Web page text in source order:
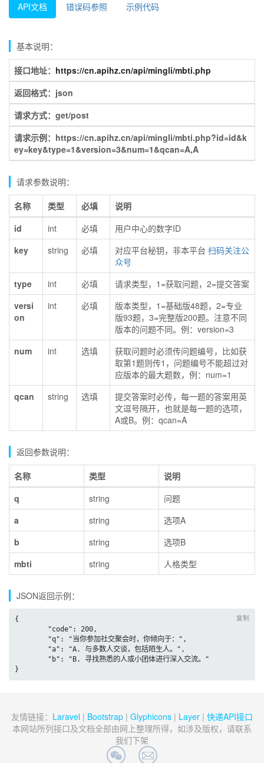
API文档 错误码参照 示例代码
基本说明：
接口地址： https://cn.apihz.cn/api/mingli/mbti.php
返回格式：json
请求方式：get/post
请求示例：https://cn.apihz.cn/api/mingli/mbti.php?id=id&k
ey=key&type=1&version=3&num=1&qcan=A,A
请求参数说明：
名称 类型 必填
说明
id
int 必填
用户中心的数字ID
key
string 必填 对应平台秘钥，非本平台 扫码关注公
众号
type
int 必填
请求类型，1=获取问题，2=提交答案
versi
on
int 必填
版本类型，1=基础版48题，2=专业
版93题，3=完整版200题。注意不同
版本的问题不同。例：version=3
num
int 选填
获取问题时必须传问题编号，比如获
取第1题则传1，问题编号不能超过对
应版本的最大题数，例：num=1
qcan
string 选填
提交答案时必传，每一题的答案用英
文逗号隔开，也就是每一题的选项，
A或B。例：qcan=A
返回参数说明：
名称 类型
说明
q
string
问题
a
string
选项A
b
string
选项B
mbti
string 人格类型
JSON返回示例：
复制
{
}
友情链接： Laravel | Bootstrap | Glyphicons | Layer | 快递API接口
本网站所列接口及文档全部由网上整理所得，如涉及版权，请联系
我们下架